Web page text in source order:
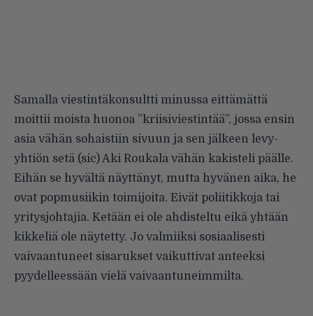
Samalla viestintäkonsultti minussa eittämättä
moittii moista huonoa ”kriisiviestintää”, jossa ensin
asia vähän sohaistiin sivuun ja sen jälkeen levy-
yhtiön setä (sic) Aki Roukala vähän kakisteli päälle.
Eihän se hyvältä näyttänyt, mutta hyvänen aika, he
ovat popmusiikin toimijoita. Eivät poliitikkoja tai
yritysjohtajia. Ketään ei ole ahdisteltu eikä yhtään
kikkeliä ole näytetty. Jo valmiiksi sosiaalisesti
vaivaantuneet sisarukset vaikuttivat anteeksi
pyydelleessään vielä vaivaantuneimmilta.